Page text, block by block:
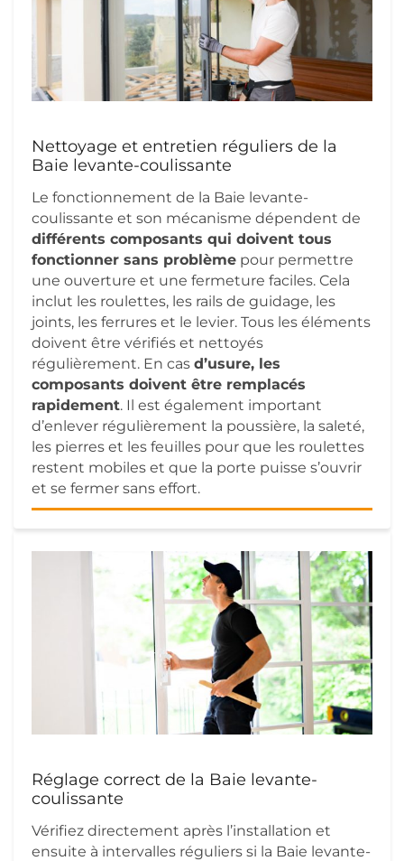
Nettoyage et entretien réguliers de la
Baie levante-coulissante
Le fonctionnement de la Baie levante-
coulissante et son mécanisme dépendent de
différents composants qui doivent tous
fonctionner sans problème pour permettre
une ouverture et une fermeture faciles. Cela
inclut les roulettes, les rails de guidage, les
joints, les ferrures et le levier. Tous les éléments
doivent être vérifiés et nettoyés
régulièrement. En cas d’usure, les
composants doivent être remplacés
rapidement. Il est également important
d’enlever régulièrement la poussière, la saleté,
les pierres et les feuilles pour que les roulettes
restent mobiles et que la porte puisse s’ouvrir
et se fermer sans effort.
Réglage correct de la Baie levante-
coulissante
Vérifiez directement après l’installation et
ensuite à intervalles réguliers si la Baie levante-